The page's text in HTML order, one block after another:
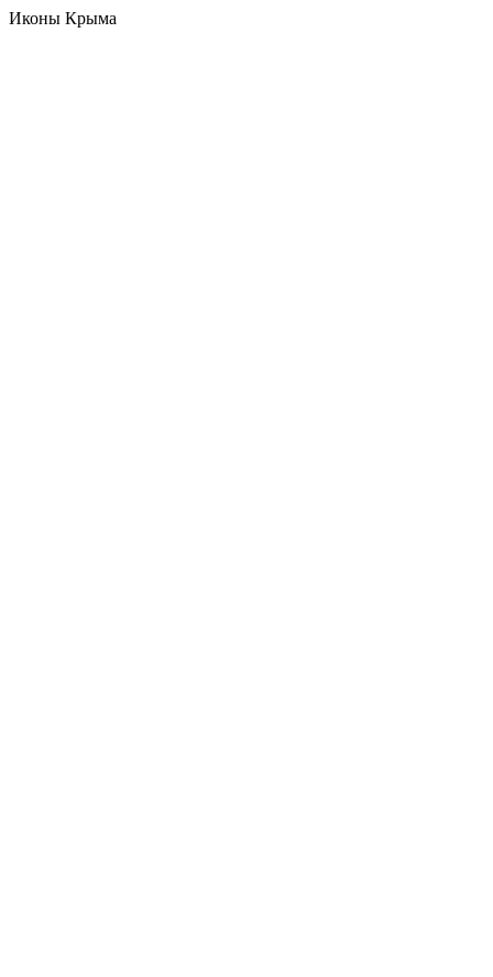
Иконы Крыма